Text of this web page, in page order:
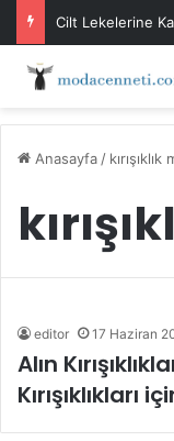
Cilt Lekelerine
Anasayfa /
editor 17 Haziran
Alın
Kırışıklıkları